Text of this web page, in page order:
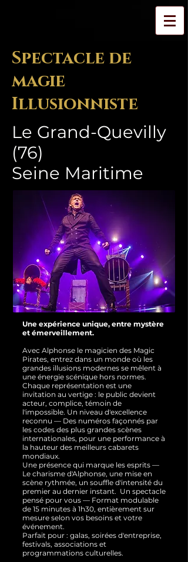
Spectacle de
magie
Illusionniste
Le Grand-Quevilly
(76)
Seine Maritime
Une expérience unique, entre mystère
et émerveillement.
Avec Alphonse le magicien des Magic
Pirates, entrez dans un monde où les
grandes illusions modernes se mêlent à
une énergie scénique hors normes.
Chaque représentation est une
invitation au vertige : le public devient
acteur, complice, témoin de
l'impossible. Un niveau d'excellence
reconnu — Des numéros façonnés par
les codes des plus grandes scènes
internationales, pour une performance à
la hauteur des meilleurs cabarets
mondiaux.
Une présence qui marque les esprits —
Le charisme d'Alphonse, une mise en
scène rythmée, un souffle d'intensité du
premier au dernier instant. Un spectacle
pensé pour vous — Format modulable
de 15 minutes à 1h30, entièrement sur
mesure selon vos besoins et votre
événement.
Parfait pour : galas, soirées d'entreprise,
festivals, associations et
programmations culturelles.